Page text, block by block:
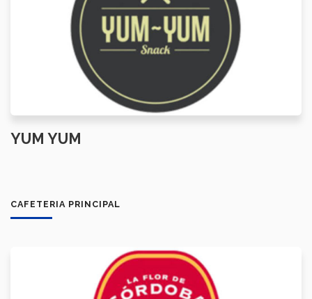
YUM YUM
CAFETERIA PRINCIPAL